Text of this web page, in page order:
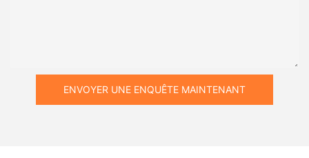
ENVOYER UNE ENQUÊTE MAINTENANT